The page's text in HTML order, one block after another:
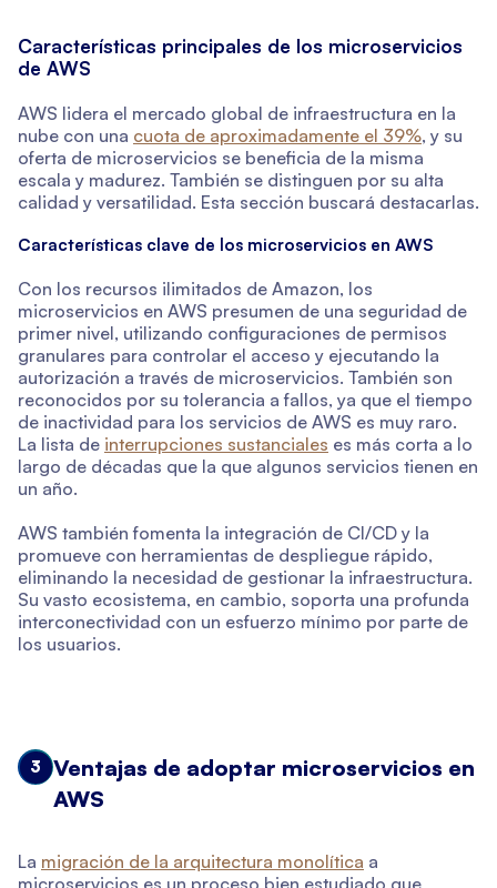
Características principales de los microservicios
de AWS
AWS lidera el mercado global de infraestructura en la
nube con una cuota de aproximadamente el 39%, y su
oferta de microservicios se beneficia de la misma
escala y madurez. También se distinguen por su alta
calidad y versatilidad. Esta sección buscará destacarlas.
Características clave de los microservicios en AWS
Con los recursos ilimitados de Amazon, los
microservicios en AWS presumen de una seguridad de
primer nivel, utilizando configuraciones de permisos
granulares para controlar el acceso y ejecutando la
autorización a través de microservicios. También son
reconocidos por su tolerancia a fallos, ya que el tiempo
de inactividad para los servicios de AWS es muy raro.
La lista de interrupciones sustanciales es más corta a lo
largo de décadas que la que algunos servicios tienen en
un año.
AWS también fomenta la integración de CI/CD y la
promueve con herramientas de despliegue rápido,
eliminando la necesidad de gestionar la infraestructura.
Su vasto ecosistema, en cambio, soporta una profunda
interconectividad con un esfuerzo mínimo por parte de
los usuarios.
3
Ventajas de adoptar microservicios en
AWS
La migración de la arquitectura monolítica a
microservicios es un proceso bien estudiado que